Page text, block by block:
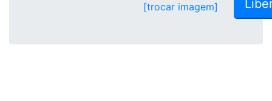
[trocar imagem]